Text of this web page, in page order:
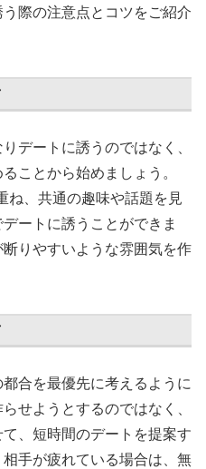
際の注意点とコツをご紹介
デートに誘うのではなく、
ことから始めましょう。
ね、共通の趣味や話題を見
ートに誘うことができま
りやすいような雰囲気を作
合を最優先に考えるように
せようとするのではなく、
、短時間のデートを提案す
手が疲れている場合は、無